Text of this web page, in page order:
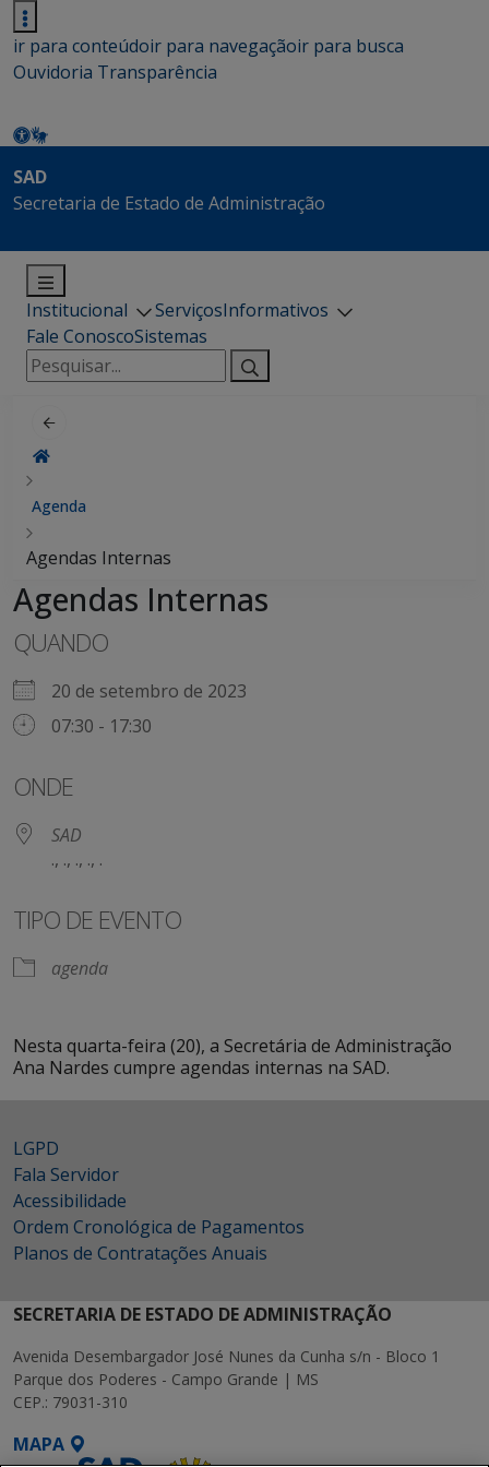
ir para conteúdoir para navegaçãoir para busca
Ouvidoria Transparência
SAD
Secretaria de Estado de Administração
Institucional ServiçosInformativos
Fale ConoscoSistemas
Pesquisar
por:
Agenda
Agendas Internas
Agendas Internas
QUANDO
20 de setembro de 2023
07:30 - 17:30
ONDE
SAD
., ., ., ., .
TIPO DE EVENTO
agenda
Nesta quarta-feira (20), a Secretária de Administração
Ana Nardes cumpre agendas internas na SAD.
LGPD
Fala Servidor
Acessibilidade
Ordem Cronológica de Pagamentos
Planos de Contratações Anuais
SECRETARIA DE ESTADO DE ADMINISTRAÇÃO
Avenida Desembargador José Nunes da Cunha s/n - Bloco 1
Parque dos Poderes - Campo Grande | MS
CEP.: 79031-310
MAPA